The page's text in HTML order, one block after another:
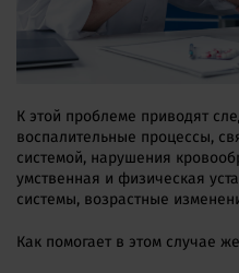
К этой проблеме приводят
воспалительные процессы,
системой, нарушения
умственная и физическая
системы, возрастные
Как помогает в этом случае